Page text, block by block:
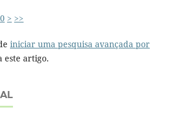
> >>
iniciar uma pesquisa avançada por
este artigo.